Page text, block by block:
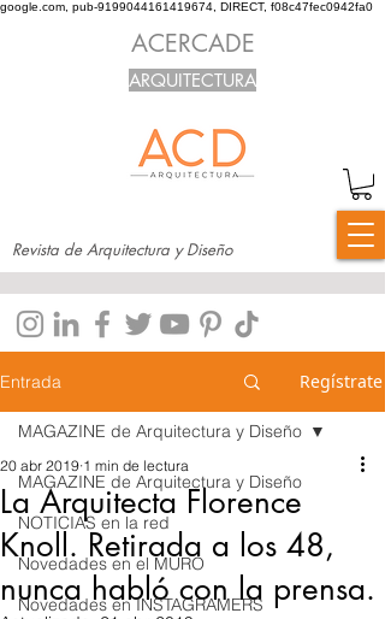
google.com, pub-9199044161419674, DIRECT, f08c47fec0942fa0
Revista de Arquitectura y Diseño
ACERCADE
ARQUITECTURA
Entrada Regístrate
MAGAZINE de Arquitectura y Diseño
NOTICIAS en la red
Novedades en el MURO
Novedades en INSTAGRAMERS
MAGAZINE de Arquitectura y Diseño
La Arquitecta Florence
Knoll. Retirada a los 48,
nunca habló con la prensa.
20 abr 2019 1 min de lectura